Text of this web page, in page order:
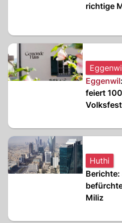
richtige
Eggenwil
feiert
Volksfest
Huthi
Miliz